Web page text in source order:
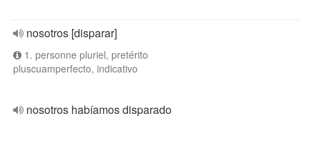
nosotros [disparar]
1. personne pluriel, pretérito
pluscuamperfecto, indicativo
nosotros habíamos disparado